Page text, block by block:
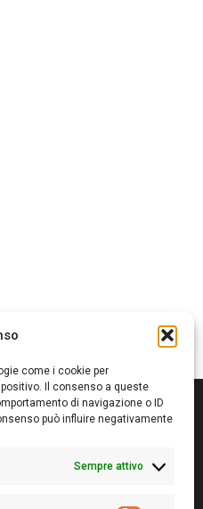
come i cookie per
Il consenso a queste
di navigazione o ID
può influire negativamente
Sempre attivo